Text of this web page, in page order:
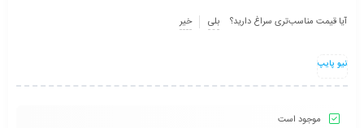
آیا قیمت مناسب‌تری سراغ دارید؟ بلی خیر
نیو پایپ
موجود است